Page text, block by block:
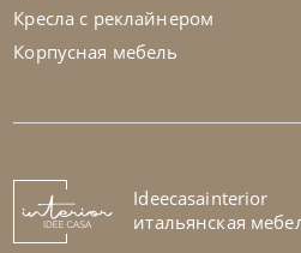
Стул Koda
На заказ 45-90 дн
Кресла с реклайнером
Корпусная мебель
Ideecasainterior
итальянская